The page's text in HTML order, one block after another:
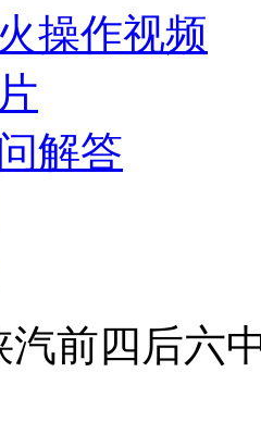
操作视频
解答
汽前四后六